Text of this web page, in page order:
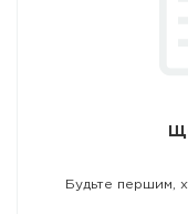
Будьте першим,